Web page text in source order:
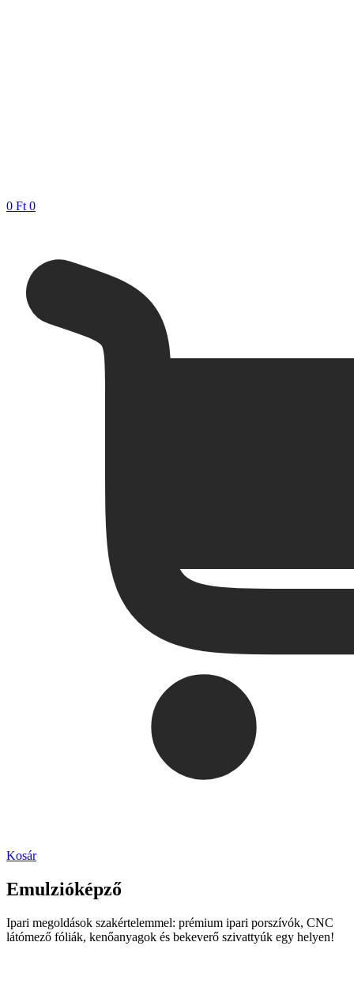
0 Ft 0
Kosár
Emulzióképző
Ipari megoldások szakértelemmel: prémium ipari porszívók, CNC
látómező fóliák, kenőanyagok és bekeverő szivattyúk egy helyen!